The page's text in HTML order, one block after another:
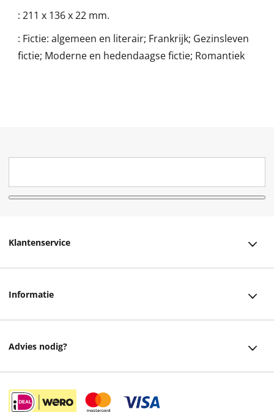
: 211 x 136 x 22 mm.
: Fictie: algemeen en literair; Frankrijk; Gezinsleven
fictie; Moderne en hedendaagse fictie; Romantiek
Klantenservice
Retourneren
Informatie
Advies nodig?
Instagram